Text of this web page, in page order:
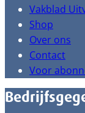
Vakblad
Shop
Over ons
Contact
Voor